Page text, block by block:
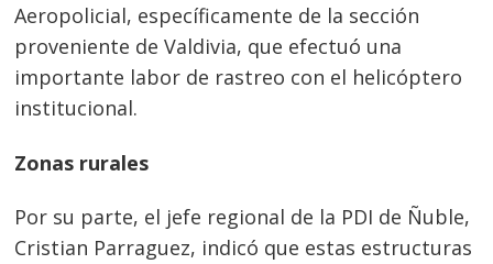
Aeropolicial, específicamente de la sección
proveniente de Valdivia, que efectuó una
importante labor de rastreo con el helicóptero
institucional.
Zonas rurales
Por su parte, el jefe regional de la PDI de Ñuble,
Cristian Parraguez, indicó que estas estructuras